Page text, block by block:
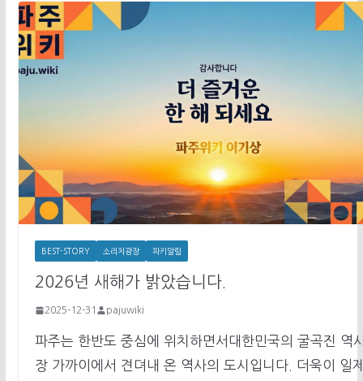
BEST-STORY 소리치광장 파키알림
2026년 새해가 밝았습니다.
2025-12-31 pajuwiki
파주는 한반도 중심에 위치하면서대한민국의 굴곡진 역
장 가까이에서 견뎌내 온 역사의 도시입니다. 더욱이 일